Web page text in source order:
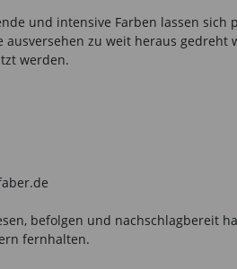
und intensive Farben lassen
zu weit heraus gedreht
werden.
befolgen und nachschlagbereit
fernhalten.